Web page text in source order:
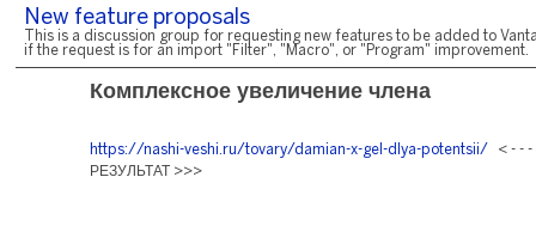
New feature proposals
This is a discussion group for requesting new features to be added to
if the request is for an import "Filter", "Macro", or "Program" improvement.
Комплексное увеличение члена
https://nashi-veshi.ru/tovary/damian-x-gel-dlya-potentsii/ < - -
РЕЗУЛЬТАТ >>>